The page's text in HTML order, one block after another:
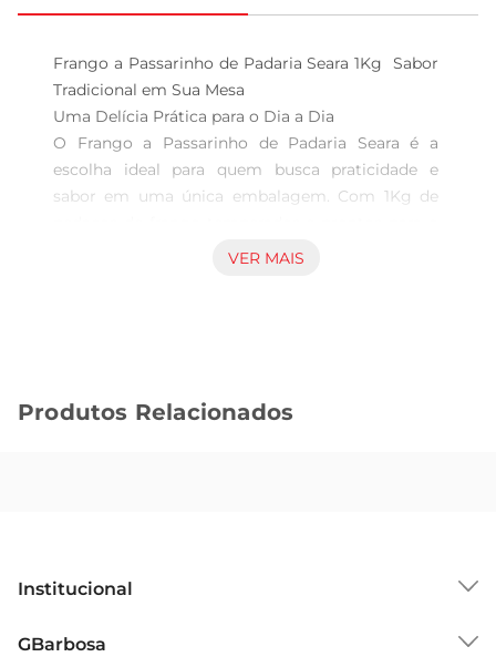
Frango a Passarinho de Padaria Seara 1Kg  Sabor
Tradicional em Sua Mesa
Uma Delícia Prática para o Dia a Dia
O Frango a Passarinho de Padaria Seara é a
escolha ideal para quem busca praticidade e
sabor em uma única embalagem. Com 1Kg de
preparo, esse produto traz a tradição das padarias
preparado, garantindo um sabor marcante e uma
trazendo um toque caseiro que agrada a todos.
O Frango a Passarinho de Padaria é
VER MAIS
Produtos Relacionados
Institucional
GBarbosa